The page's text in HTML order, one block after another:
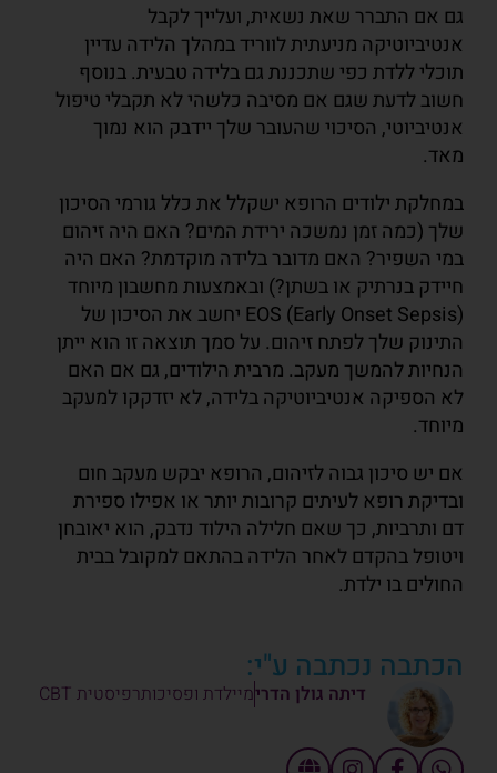
גם אם התברר שאת נשאית, ועלייך לקבל
אנטיביוטיקה מניעתית לווריד במהלך הלידה עדיין
תוכלי ללדת כפי שתכננת גם בלידה טבעית. בנוסף
חשוב לדעת שגם אם מסיבה כלשהי לא תקבלי טיפול
אנטיביוטי, הסיכוי שהעובר שלך יידבק הוא נמוך
מאד.
במחלקת ילודים הרופא ישקלל את כלל גורמי הסיכון
שלך (כמה זמן נמשכה ירידת המים? האם היה זיהום
במי השפיר? האם מדובר בלידה מוקדמת? האם היה
חיידק בנרתיק או בשתן?) ובאמצעות מחשבון מיוחד
EOS (Early Onset Sepsis) יחשב את הסיכון של
התינוק שלך לפתח זיהום. על סמך תוצאה זו הוא ייתן
הנחיות להמשך מעקב. מרבית הילודים, גם אם האם
לא הספיקה אנטיביוטיקה בלידה, לא יזדקקו למעקב
מיוחד.
אם יש סיכון גבוה לזיהום, הרופא יבקש מעקב חום
ובדיקת רופא לעיתים קרובות יותר או אפילו ספירת
דם ותרביות, כך שאם חלילה הילוד נדבק, הוא יאובחן
ויטופל בהקדם לאחר הלידה בהתאם למקובל בבית
החולים בו ילדת.
הכתבה נכתבה ע"י:
דיתה גולן הדרימיילדת ופסיכותרפיסטית CBT